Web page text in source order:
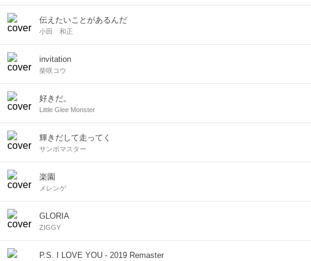
伝えたいことがあるんだ
小田 和正
invitation
柴咲コウ
好きだ。
Little Glee Monster
輝きだして走ってく
サンボマスター
楽園
メレンゲ
GLORIA
ZIGGY
P.S. I LOVE YOU - 2019 Remaster